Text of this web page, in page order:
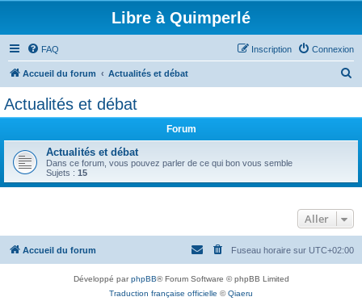
Libre à Quimperlé
FAQ Connexion
Inscription
Accueil du forum Actualités et débat
c
e
r
Actualités et débat
Forum
Actualités et débat
Dans ce forum, vous pouvez parler de ce qui bon vous semble
Sujets : 15
Aller
Accueil du forum Fuseau horaire sur UTC+02:00
Développé parphpBB® Forum Software © phpBB Limited
Traduction française officielle ©Qiaeru